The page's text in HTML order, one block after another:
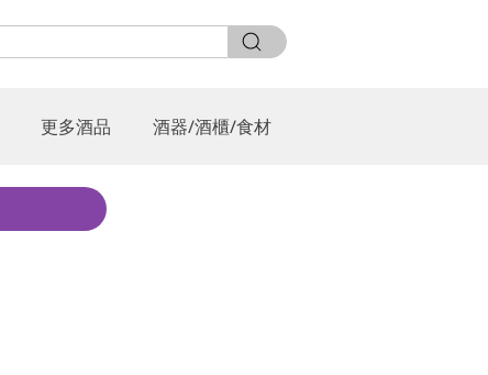
更多酒品 酒器/酒櫃/食材